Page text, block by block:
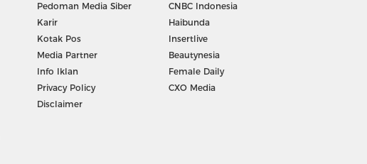
Pedoman Media Siber
Karir
Kotak Pos
Media Partner
Info Iklan
Privacy Policy
Disclaimer
CNBC Indonesia
Haibunda
Insertlive
Beautynesia
Female Daily
CXO Media